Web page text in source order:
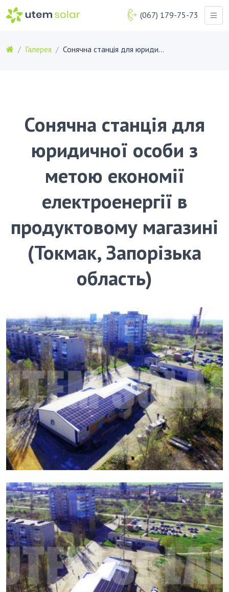
(067) 179-75-73
Галерея Сонячна станція для юридичної особи з метою економії електроенергії в продуктовому магазині (Токмак, Запорізька область)
Сонячна станція для
юридичної особи з
метою економії
електроенергії в
продуктовому магазині
(Токмак, Запорізька
область)